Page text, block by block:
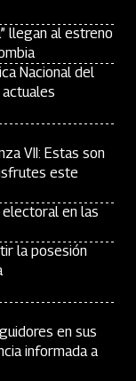
llegan al estreno
Nacional del
VII: Estas son
este
en las
la posesión
en sus
informada a